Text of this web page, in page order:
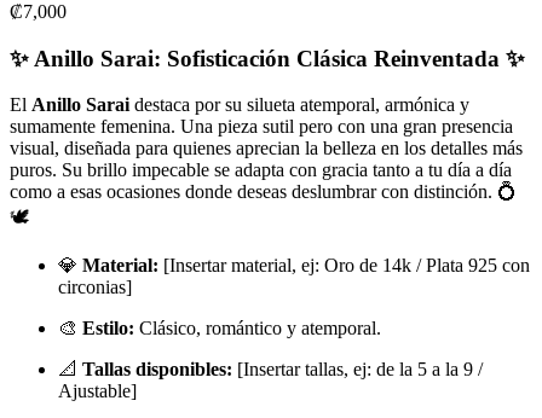
₡7,000
✨ Anillo Sarai: Sofisticación Clásica Reinventada ✨
El Anillo Saraidestaca por su silueta atemporal, armónica y
sumamente femenina. Una pieza sutil pero con una gran presencia
visual, diseñada para quienes aprecian la belleza en los detalles más
puros. Su brillo impecable se adapta con gracia tanto a tu día a día
como a esas ocasiones donde deseas deslumbrar con distinción. 💍
🕊️
💎 Material: [Insertar material, ej: Oro de 14k / Plata 925 con
circonias]
🎨 Estilo: Clásico, romántico y atemporal.
📐 Tallas disponibles: [Insertar tallas, ej: de la 5 a la 9 /
Ajustable]